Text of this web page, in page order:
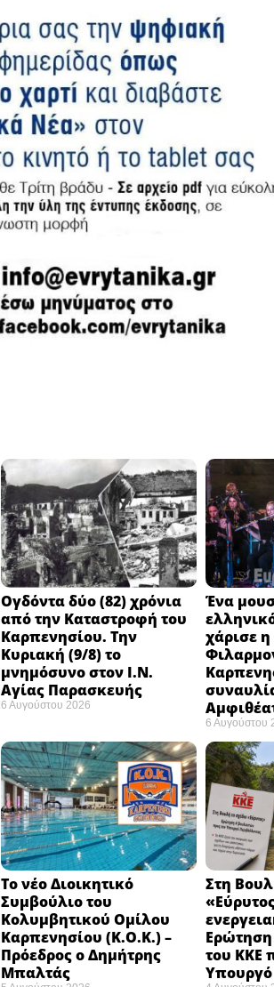
Ογδόντα δύο (82) χρόνια
από την Καταστροφή του
Καρπενησίου. Την
Κυριακή (9/8) το
μνημόσυνο στον Ι.Ν.
Αγίας Παρασκευής
6 Αυγούστου 2026
Ένα
χάρισε
6 Αυγούστου
Το νέο Διοικητικό
Συμβούλιο του
Κολυμβητικού Ομίλου
Καρπενησίου (Κ.Ο.Κ.) –
Πρόεδρος ο Δημήτρης
Μπαλτάς
Στη
του ΚΚΕ
Υπουργό